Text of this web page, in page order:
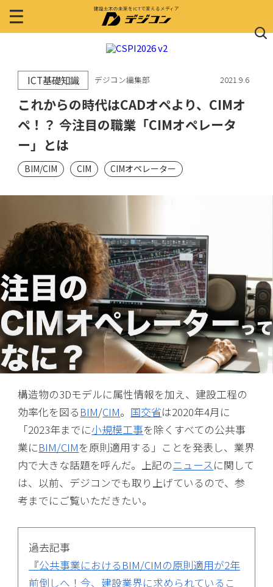
建設土木の未来をICTで変えるメディア
ICT基礎知識 デジコン編集部 2021.9.6
これからの時代はCADオペより、CIMオ
ペ！？ 今注目の職業「CIMオペレータ
ー」とは
BIM/CIM CIM CIMオペレーター
構造物の3Dモデルに属性情報を加え、建設工程の
効率化を図る BIM/CIM。 国交省は2020年4月に
「2023年までに小規模工事を除くすべての公共事
業にBIM/CIMを原則適用する」ことを発表し、業界
内で大きな話題を呼んだ。上記のニュースに関して
は、以前、デジコンでも取り上げているので、参
考までにご覧いただきたい。
過去記事
『公共事業におけるBIM/CIMの原則適用が2年
前倒しへ！今、建設業界に求められているこ